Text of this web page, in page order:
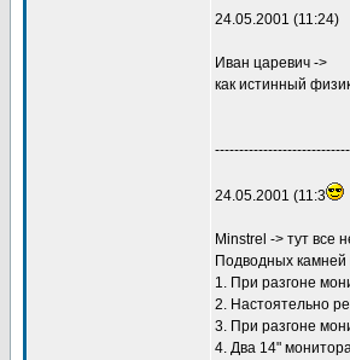
24.05.2001 (11:24)
Иван царевич ->
как истинный
24.05.2001 (11:3
Minstrel -> тут все
Подводных камней
1. При разгоне
2. Настоятельно
3. При разгоне
4. Два 14"